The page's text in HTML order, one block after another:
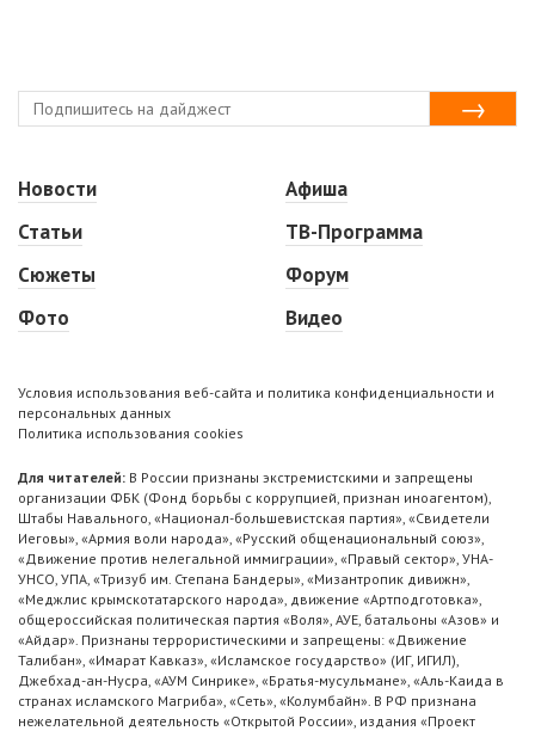
Новости
Статьи
Сюжеты
Фото
Афиша
ТВ-Программа
Форум
Видео
Условия использования веб-сайта и политика конфиденциальности и
персональных данных
Политика использования cookies
Для читателей: В России признаны экстремистскими и запрещены
организации ФБК (Фонд борьбы с коррупцией, признан иноагентом),
Штабы Навального, «Национал-большевистская партия», «Свидетели
Иеговы», «Армия воли народа», «Русский общенациональный союз»,
«Движение против нелегальной иммиграции», «Правый сектор», УНА-
УНСО, УПА, «Тризуб им. Степана Бандеры», «Мизантропик дивижн»,
«Меджлис крымскотатарского народа», движение «Артподготовка»,
общероссийская политическая партия «Воля», АУЕ, батальоны «Азов» и
«Айдар». Признаны террористическими и запрещены: «Движение
Талибан», «Имарат Кавказ», «Исламское государство» (ИГ, ИГИЛ),
Джебхад-ан-Нусра, «АУМ Синрике», «Братья-мусульмане», «Аль-Каида в
странах исламского Магриба», «Сеть», «Колумбайн». В РФ признана
нежелательной деятельность «Открытой России», издания «Проект